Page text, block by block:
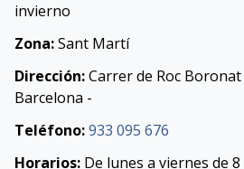
invierno
Zona:Sant Martí
Dirección:Carrer de Roc Boronat
Barcelona -
Teléfono:933 095 676
Horarios: De lunes a viernes de 8